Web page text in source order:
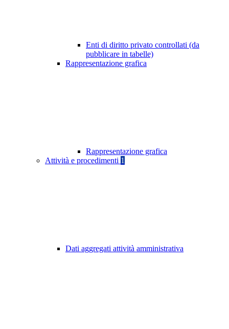
Enti di diritto privato controllati (da
pubblicare in tabelle)
Rappresentazione grafica
Rappresentazione grafica
Attività e procedimenti 1
Dati aggregati attività amministrativa